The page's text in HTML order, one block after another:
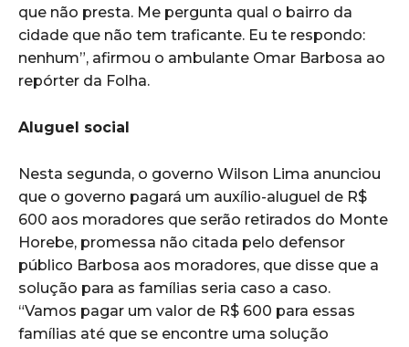
que não presta. Me pergunta qual o bairro da
cidade que não tem traficante. Eu te respondo:
nenhum”, afirmou o ambulante Omar Barbosa ao
repórter da Folha.
Aluguel social
Nesta segunda, o governo Wilson Lima anunciou
que o governo pagará um auxílio-aluguel de R$
600 aos moradores que serão retirados do Monte
Horebe, promessa não citada pelo defensor
público Barbosa aos moradores, que disse que a
solução para as famílias seria caso a caso.
“Vamos pagar um valor de R$ 600 para essas
famílias até que se encontre uma solução